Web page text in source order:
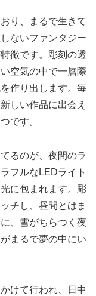
り、まるで生きて
ないファンタジー
徴です。彫刻の透
空気の中で一層際
作り出します。毎
しい作品に出会え
です。
るのが、夜間のラ
フルなLEDライト
に包まれます。彫
チし、昼間とはま
、雪がちらつく夜
まるで夢の中にい
けて行われ、日中